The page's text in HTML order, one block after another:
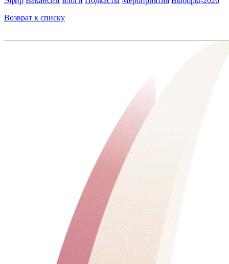
Возврат к списку